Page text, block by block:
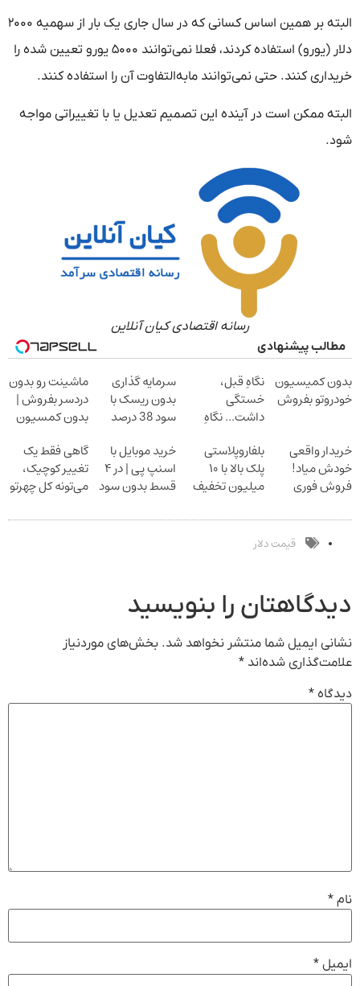
البته بر همین اساس کسانی که در سال جاری یک بار از سهمیه ۲۰۰۰
دلار (یورو) استفاده کردند، فعلا نمی‌توانند ۵۰۰۰ یورو تعیین شده را
خریداری کنند. حتی نمی‌توانند مابه‌التفاوت آن را استفاده کنند.
البته ممکن است در آینده این تصمیم تعدیل یا با تغییراتی مواجه
شود.
رسانه اقتصادی کیان آنلاین
مطالب پیشنهادی
بدون کمیسیون
خودروتو بفروش
نگاهِ قبل،
خستگی
داشت... نگاهِ
بلفا با 25%
تخفیف
سرمایه گذاری
بدون ریسک با
سود 38 درصد
ماشینت رو بدون
دردسر بفروش |
بدون کمسیون
خریدار واقعی
خودش میاد!
فروش فوری
مکانیک
بلفاروپلاستی
پلک بالا با ۱۰
میلیون تخفیف
خرید موبایل با
اسنپ پی | در ۴
قسط بدون سود
گاهی فقط یک
تغییر کوچیک،
می‌تونه کل چهرتو
تغییر طبیعی
قیمت دلار
دیدگاهتان را بنویسید
نشانی ایمیل شما منتشر نخواهد شد. بخش‌های موردنیاز
علامت‌گذاری شده‌اند *
دیدگاه *
نام *
ایمیل *